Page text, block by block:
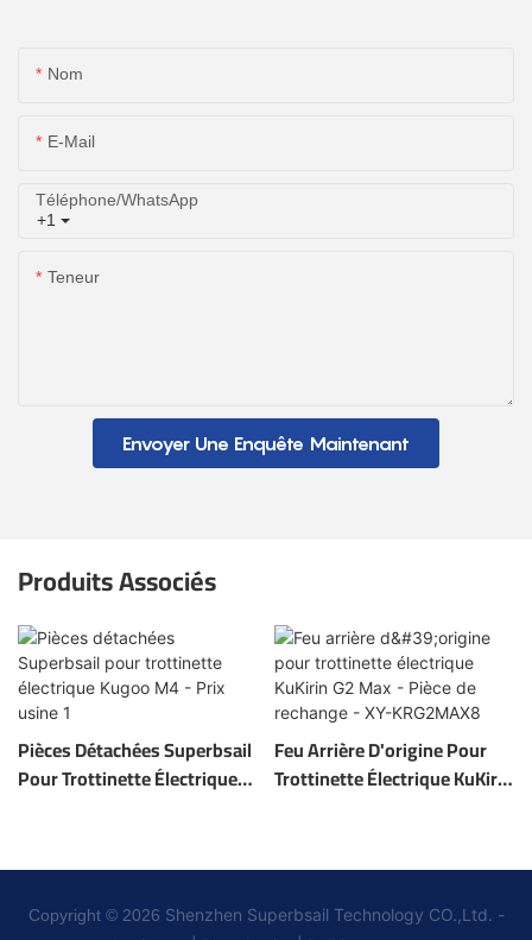
Nom
E-Mail
+1
Téléphone/WhatsApp
Teneur
Envoyer Une Enquête Maintenant
Produits Associés
Pièces Détachées Superbsail
Pour Trottinette Électrique
Feu Arrière D'origine Pour
Trottinette Électrique KuKirin
Copyright © 2026 Shenzhen Superbsail Technology CO.,Ltd. -